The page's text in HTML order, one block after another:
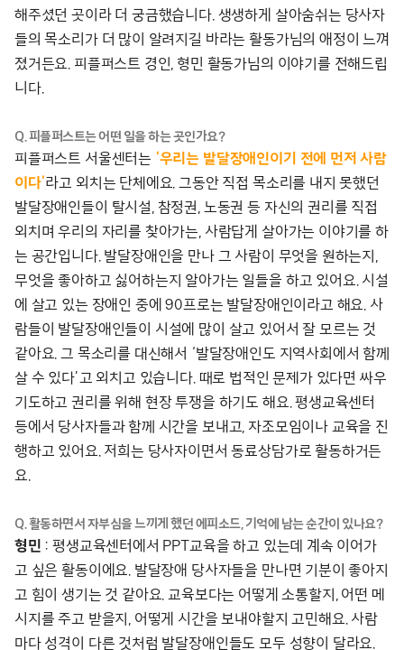
해주셨던 곳이라 더 궁금했습니다. 생생하게 살아숨쉬는 당사자
들의 목소리가 더 많이 알려지길 바라는 활동가님의 애정이 느껴
졌거든요. 피플퍼스트 경인, 형민 활동가님의 이야기를 전해드립
니다.
Q. 피플퍼스트는 어떤 일을 하는 곳인가요?
피플퍼스트 서울센터는 ‘우리는 발달장애인이기 전에 먼저 사람
이다’라고 외치는 단체에요. 그동안 직접 목소리를 내지 못했던
발달장애인들이 탈시설, 참정권, 노동권 등 자신의 권리를 직접
외치며 우리의 자리를 찾아가는, 사람답게 살아가는 이야기를 하
는 공간입니다. 발달장애인을 만나 그 사람이 무엇을 원하는지,
무엇을 좋아하고 싫어하는지 알아가는 일들을 하고 있어요. 시설
에 살고 있는 장애인 중에 90프로는 발달장애인이라고 해요. 사
람들이 발달장애인들이 시설에 많이 살고 있어서 잘 모르는 것
같아요. 그 목소리를 대신해서 ‘발달장애인도 지역사회에서 함께
살 수 있다’고 외치고 있습니다. 때로 법적인 문제가 있다면 싸우
기도하고 권리를 위해 현장 투쟁을 하기도 해요. 평생교육센터
등에서 당사자들과 함께 시간을 보내고, 자조모임이나 교육을 진
행하고 있어요. 저희는 당사자이면서 동료상담가로 활동하거든
요.
Q. 활동하면서 자부심을 느끼게 했던 에피소드, 기억에 남는 순간이 있나요?
형민 : 평생교육센터에서 PPT교육을 하고 있는데 계속 이어가
고 싶은 활동이에요. 발달장애 당사자들을 만나면 기분이 좋아지
고 힘이 생기는 것 같아요. 교육보다는 어떻게 소통할지, 어떤 메
시지를 주고 받을지, 어떻게 시간을 보내야할지 고민해요. 사람
마다 성격이 다른 것처럼 발달장애인들도 모두 성향이 달라요.